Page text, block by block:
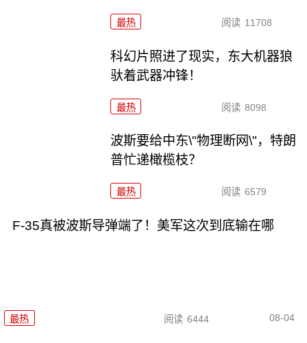
最热 阅读 11708
科幻片照进了现实，东大机器狼
驮着武器冲锋！
最热 阅读 8098
波斯要给中东\"物理断网\"，特朗
普忙递橄榄枝？
最热 阅读 6579
F-35真被波斯导弹端了！美军这次到底输在哪
最热 阅读 6444 08-04